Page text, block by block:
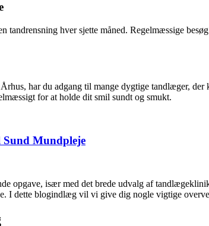
tandrensning hver sjette måned. Regelmæssige
har du adgang til mange dygtige tandlæger,
for at holde dit smil sundt og smukt.
Mundpleje
opgave, især med det brede udvalg af
I dette blogindlæg vil vi give dig nogle vigtige